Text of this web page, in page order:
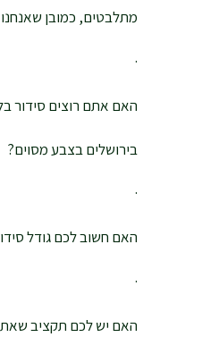
מתלבטים, כמובן
·
האם אתם רוצים סידור
בירושלים בצבע מסוים?
·
האם חשוב לכם גודל
·
האם יש לכם תקציב